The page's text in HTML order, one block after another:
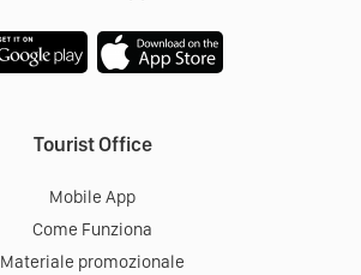
Tourist Office
Mobile App
Come Funziona
Materiale promozionale